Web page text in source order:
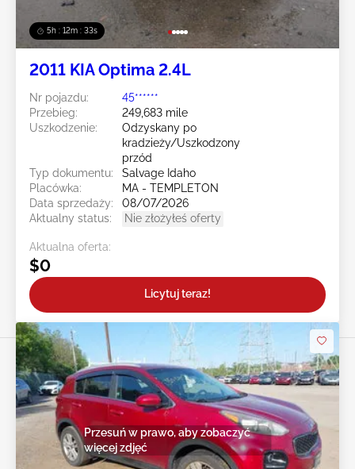
5h : 12m : 31s
2011 KIA Optima 2.4L
Nr pojazdu:
45******
Przebieg:
249,683 mile
Uszkodzenie:
Odzyskany po
kradzieży/Uszkodzony
przód
Typ dokumentu:
Salvage Idaho
Placówka:
MA - TEMPLETON
Data sprzedaży:
08/07/2026
Aktualny status:
Nie złożyłeś oferty
Aktualna oferta:
$0
Licytuj teraz!
Przesuń w prawo, aby zobaczyć
więcej zdjęć